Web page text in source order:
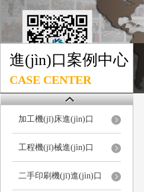
進(jìn)口案例中心
CASE CENTER
加工機(jī)床進(jìn)口
工程機(jī)械進(jìn)口
二手印刷機(jī)進(jìn)口